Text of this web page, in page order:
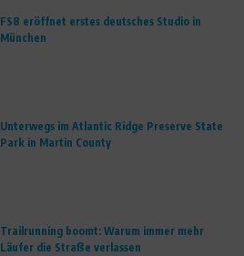
FS8 eröffnet erstes deutsches Studio in
München
Unterwegs im Atlantic Ridge Preserve State
Park in Martin County
Trailrunning boomt: Warum immer mehr
Läufer die Straße verlassen